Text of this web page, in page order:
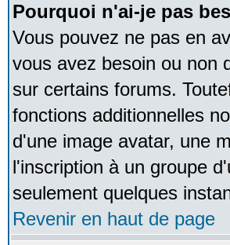
Pourquoi n'ai-je pas
Vous pouvez ne pas en
vous avez besoin ou non
sur certains forums.
fonctions additionnelles
d'une image avatar, une
l'inscription à un groupe
seulement quelques
Revenir en haut de page